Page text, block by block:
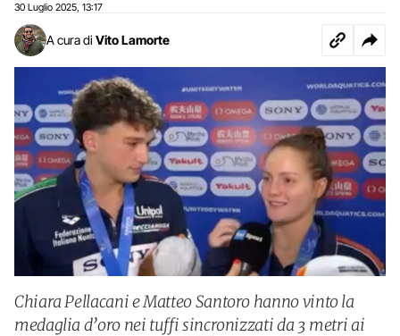
30 Luglio 2025 13:17
A cura di Vito Lamorte
Chiara Pellacani e Matteo Santoro hanno vinto la
medaglia d’oro nei tuffi sincronizzati da 3 metri ai